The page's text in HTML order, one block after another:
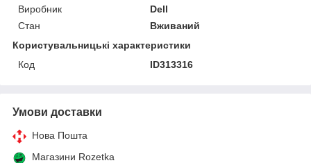
Виробник
Dell
Стан
Вживаний
Користувальницькі характеристики
Код
ID313316
Умови доставки
Нова Пошта
Магазини Rozetka